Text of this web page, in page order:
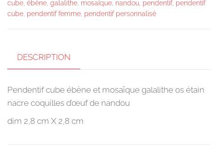
et
coquilles
d'œuf
de
cube ébène galalithe mosaïque nandou pendentif, pendentif
cube pendentif femme pendentif personnalisé
DESCRIPTION
Pendentif cube ébène et mosaïque galalithe os étain
nacre coquilles d’œuf de nandou
dim 2,8 cm X 2,8 cm